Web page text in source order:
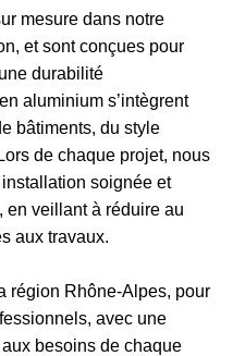
mesure dans notre
et sont conçues pour
durabilité
aluminium s’intègrent
bâtiments, du style
de chaque projet, nous
soignée et
en veillant à réduire au
aux travaux.
région Rhône-Alpes, pour
avec une
besoins de chaque